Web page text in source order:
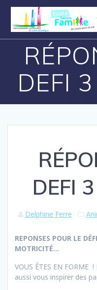
DEFI
DEFI
Delphine Ferre
REPONSES POUR LE
MOTRICITÉ…
VOUS ÊTES EN FORME
aussi vous inspirer des